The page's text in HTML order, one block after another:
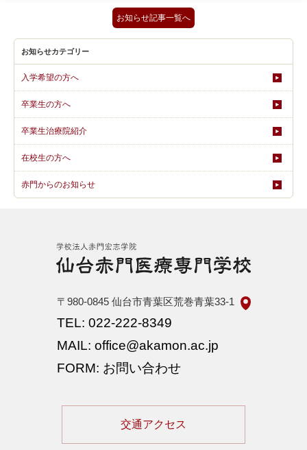
お知らせ記事一覧へ
お知らせカテゴリー
入学希望の方へ
卒業生の方へ
卒業生治療院紹介
在校生の方へ
赤門からのお知らせ
〒980-0845 仙台市青葉区荒巻青葉33-1
TEL: 022-222-8349
MAIL: office@akamon.ac.jp
FORM: お問い合わせ
交通アクセス